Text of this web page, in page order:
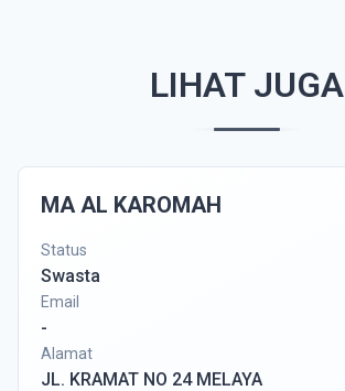
LIHAT JUGA
MA AL KAROMAH
Status
Swasta
Email
-
Alamat
JL. KRAMAT NO 24 MELAYA